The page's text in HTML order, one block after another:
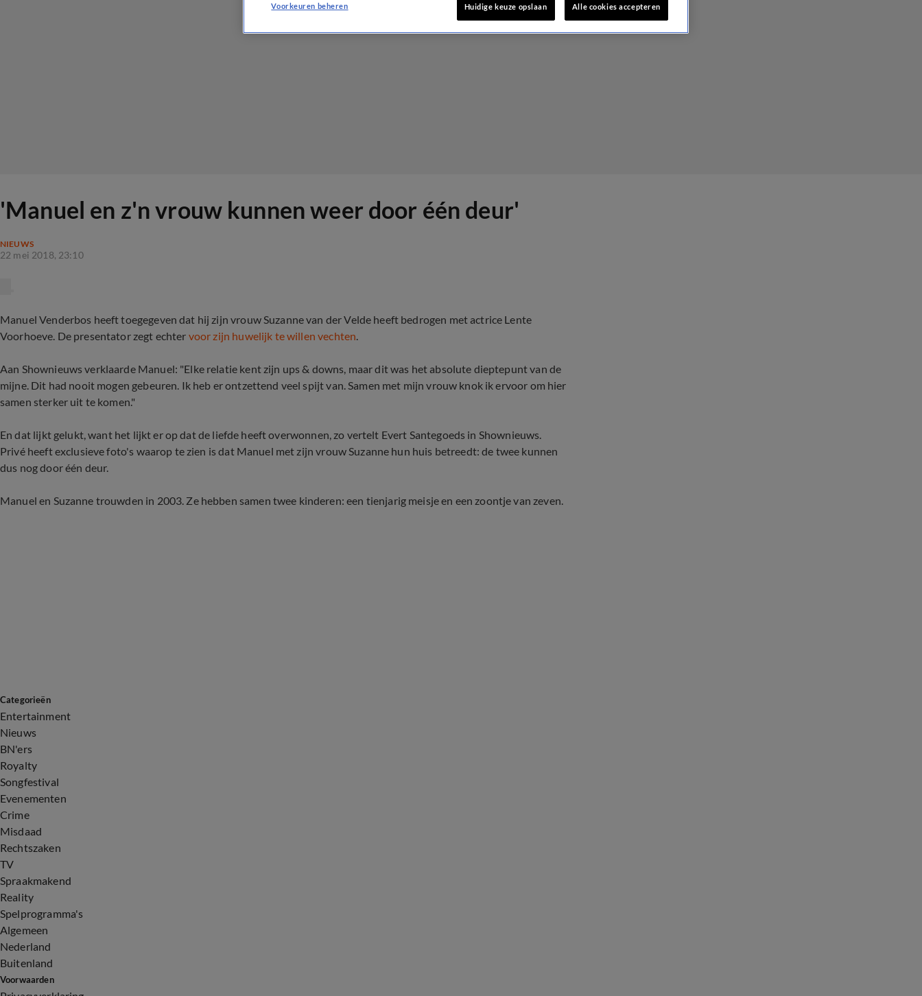
'Manuel en z'n vrouw kunnen weer door één deur'
NIEUWS
22 mei 2018, 23:10
Manuel Venderbos heeft toegegeven dat hij zijn vrouw Suzanne van der Velde heeft bedrogen met actrice Lente
Voorhoeve. De presentator zegt echter voor zijn huwelijk te willen vechten.
Aan Shownieuws verklaarde Manuel: "Elke relatie kent zijn ups& downs, maar dit was het absolute dieptepunt van de
mijne. Dit had nooit mogen gebeuren. Ik heb er ontzettend veel spijt van. Samen met mijn vrouw knok ik ervoor om hier
samen sterker uit te komen."
En dat lijkt gelukt, want het lijkt er op dat de liefde heeft overwonnen, zo vertelt Evert Santegoeds in Shownieuws.
Privé heeft exclusieve foto's waarop te zien is dat Manuel met zijn vrouw Suzanne hun huis betreedt: de twee kunnen
dus nog door één deur.
Manuel en Suzanne trouwden in 2003. Ze hebben samen twee kinderen: een tienjarig meisje en een zoontje van zeven.
Categorieën
Entertainment
Nieuws
BN'ers
Royalty
Songfestival
Evenementen
Crime
Misdaad
Rechtszaken
TV
Spraakmakend
Reality
Spelprogramma's
Algemeen
Nederland
Buitenland
Voorwaarden
Voorkeuren beheren Huidige keuze opslaan Alle cookies accepteren